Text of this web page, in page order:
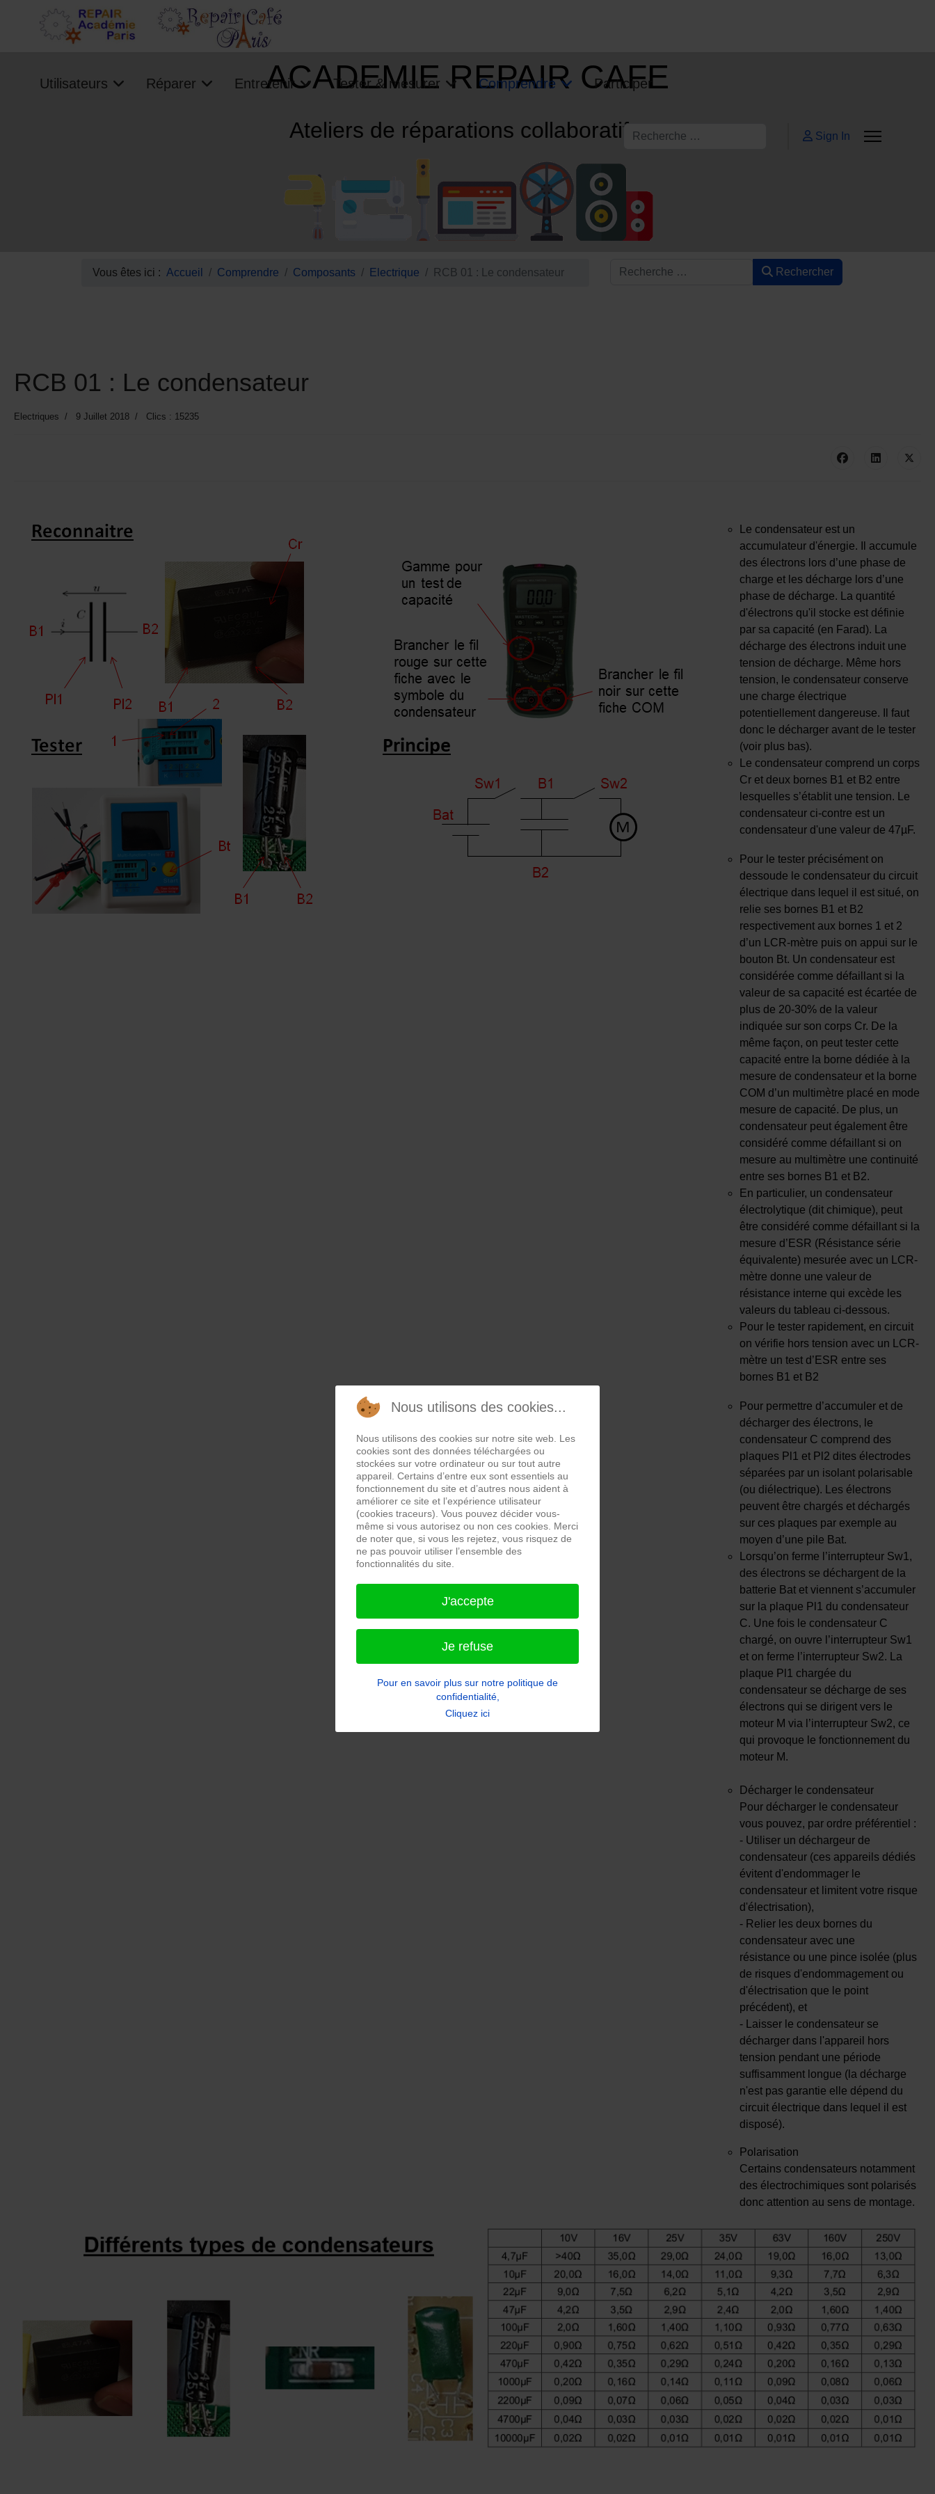
Utilisateurs Réparer Entretenir Tester & mesurer Comprendre Participer
Rechercher Sign In
ACADEMIE REPAIR CAFE
Ateliers de réparations collaboratifs
Vous êtes ici : Accueil Comprendre Composants Electrique RCB 01 : Le condensateur Rechercher
RCB 01 : Le condensateur
Electriques 9 Juillet 2018 Clics : 15235
Le condensateur est un
accumulateur d'énergie. Il accumule
des électrons lors d’une phase de
charge et les décharge lors d’une
phase de décharge. La quantité
d'électrons qu'il stocke est définie
par sa capacité (en Farad). La
décharge des électrons induit une
tension de décharge. Même hors
tension, le condensateur conserve
une charge électrique
potentiellement dangereuse. Il faut
donc le décharger avant de le tester
(voir plus bas).
Le condensateur comprend un corps
Cr et deux bornes B1 et B2 entre
lesquelles s’établit une tension. Le
condensateur ci-contre est un
condensateur d'une valeur de 47µF.
Pour le tester précisément on
dessoude le condensateur du circuit
électrique dans lequel il est situé, on
relie ses bornes B1 et B2
respectivement aux bornes 1 et 2
d’un LCR-mètre puis on appui sur le
bouton Bt. Un condensateur est
considérée comme défaillant si la
valeur de sa capacité est écartée de
plus de 20-30% de la valeur
indiquée sur son corps Cr. De la
même façon, on peut tester cette
capacité entre la borne dédiée à la
mesure de condensateur et la borne
COM d’un multimètre placé en mode
mesure de capacité. De plus, un
condensateur peut également être
considéré comme défaillant si on
mesure au multimètre une continuité
entre ses bornes B1 et B2.
En particulier, un condensateur
électrolytique (dit chimique), peut
être considéré comme défaillant si la
mesure d’ESR (Résistance série
équivalente) mesurée avec un LCR-
mètre donne une valeur de
résistance interne qui excède les
valeurs du tableau ci-dessous.
Pour le tester rapidement, en circuit
on vérifie hors tension avec un LCR-
mètre un test d’ESR entre ses
bornes B1 et B2
Pour permettre d’accumuler et de
décharger des électrons, le
condensateur C comprend des
plaques Pl1 et Pl2 dites électrodes
séparées par un isolant polarisable
(ou diélectrique). Les électrons
peuvent être chargés et déchargés
sur ces plaques par exemple au
moyen d’une pile Bat.
Lorsqu’on ferme l’interrupteur Sw1,
des électrons se déchargent de la
batterie Bat et viennent s’accumuler
sur la plaque Pl1 du condensateur
C. Une fois le condensateur C
chargé, on ouvre l’interrupteur Sw1
et on ferme l’interrupteur Sw2. La
plaque Pl1 chargée du
condensateur se décharge de ses
électrons qui se dirigent vers le
moteur M via l’interrupteur Sw2, ce
qui provoque le fonctionnement du
moteur M.
Décharger le condensateur
Pour décharger le condensateur
vous pouvez, par ordre préférentiel :
- Utiliser un déchargeur de
condensateur (ces appareils dédiés
évitent d'endommager le
condensateur et limitent votre risque
d'électrisation),
- Relier les deux bornes du
condensateur avec une
résistance ou une pince isolée (plus
de risques d'endommagement ou
d'électrisation que le point
précédent), et
- Laisser le condensateur se
décharger dans l'appareil hors
tension pendant une période
suffisamment longue (la décharge
n'est pas garantie elle dépend du
circuit électrique dans lequel il est
disposé).
Polarisation
Certains condensateurs notamment
des électrochimiques sont polarisés
donc attention au sens de montage.
Nous utilisons des cookies...
Nous utilisons des cookies sur notre site web. Les
cookies sont des données téléchargées ou
stockées sur votre ordinateur ou sur tout autre
appareil. Certains d’entre eux sont essentiels au
fonctionnement du site et d’autres nous aident à
améliorer ce site et l’expérience utilisateur
(cookies traceurs). Vous pouvez décider vous-
même si vous autorisez ou non ces cookies. Merci
de noter que, si vous les rejetez, vous risquez de
ne pas pouvoir utiliser l’ensemble des
fonctionnalités du site.
J'accepte
Je refuse
Pour en savoir plus sur notre politique de
confidentialité,
Cliquez ici